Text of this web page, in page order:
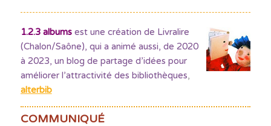
1.2.3 albumsest une création de Livralire
(Chalon/Saône), qui a animé aussi, de 2020
à 2023, un blog de partage d’idées pour
améliorer l’attractivité des bibliothèques,
alterbib
COMMUNIQUÉ